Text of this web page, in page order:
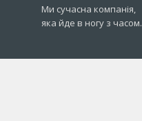
Ми сучасна компанія,
яка йде в ногу з часом.